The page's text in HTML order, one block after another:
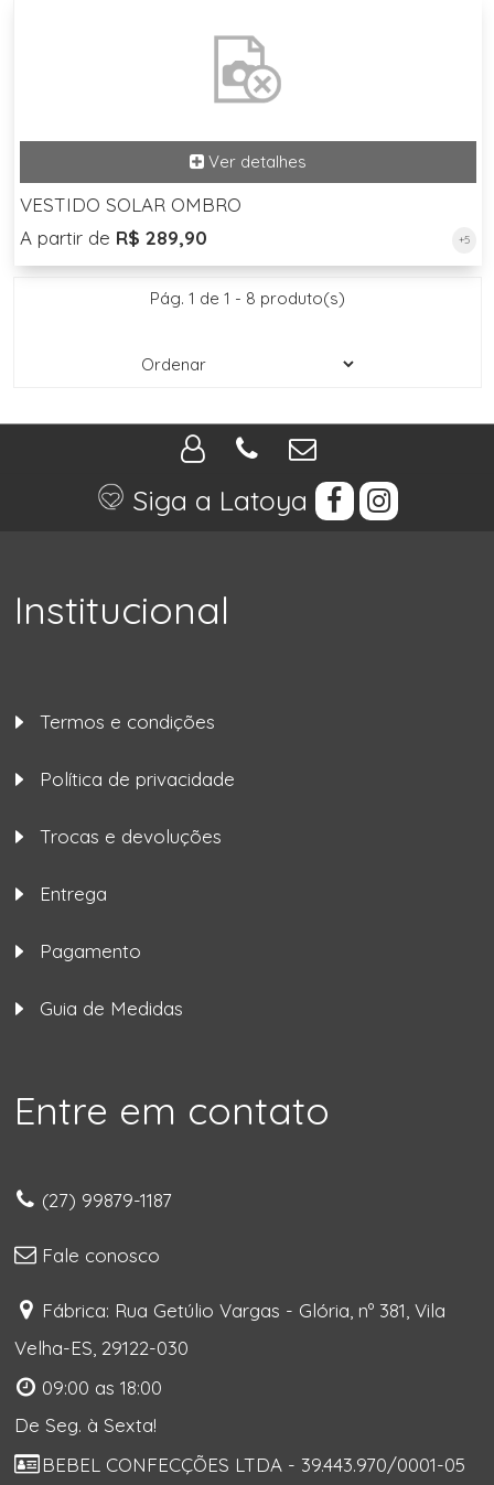
VESTIDO SOLAR OMBRO
A partir de R$ 289,90 +5
Pág. 1 de 1 - 8 produto(s)
Siga a Latoya
Institucional
Termos e condições
Política de privacidade
Trocas e devoluções
Entrega
Pagamento
Guia de Medidas
Entre em contato
(27) 99879-1187
Fale conosco
Fábrica: Rua Getúlio Vargas - Glória, nº 381, Vila
Velha-ES, 29122-030
09:00 as 18:00
De Seg. à Sexta!
BEBEL CONFECÇÕES LTDA - 39.443.970/0001-05